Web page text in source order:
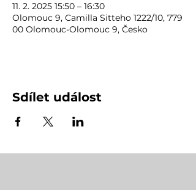
11. 2. 2025 15:50 – 16:30
Olomouc 9, Camilla Sitteho 1222/10, 779
00 Olomouc-Olomouc 9, Česko
Sdílet událost